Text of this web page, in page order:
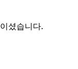
셨습니다.